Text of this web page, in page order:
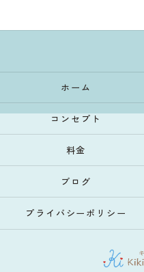
ホーム
コンセプト
料金
ブログ
プライバシーポリシー